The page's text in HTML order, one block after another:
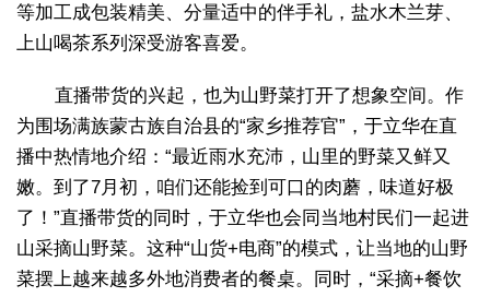
等加工成包装精美、分量适中的伴手礼，盐水木兰芽、
上山喝茶系列深受游客喜爱。
直播带货的兴起，也为山野菜打开了想象空间。作
为围场满族蒙古族自治县的“家乡推荐官”，于立华在直
播中热情地介绍：“最近雨水充沛，山里的野菜又鲜又
嫩。到了7月初，咱们还能捡到可口的肉蘑，味道好极
了！”直播带货的同时，于立华也会同当地村民们一起进
山采摘山野菜。这种“山货+电商”的模式，让当地的山野
菜摆上越来越多外地消费者的餐桌。同时，“采摘+餐饮